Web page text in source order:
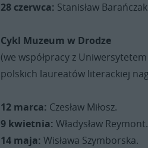
28 czerwca: Stanisław
Cykl Muzeum w Drodze
(we współpracy z
polskich laureatów literackiej
12 marca: Czesław Miłosz.
9 kwietnia:Władysław Reymont.
14 maja:Wisława Szymborska.